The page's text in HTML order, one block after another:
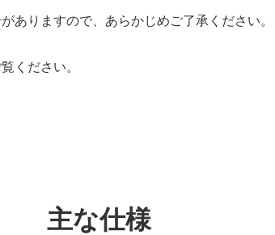
ありますので、あらかじめご了承ください。
ください。
主な仕様